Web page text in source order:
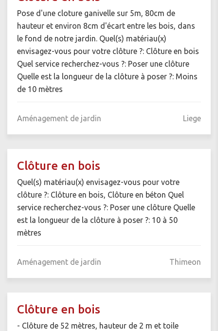
Pose d'une cloture ganivelle sur 5m, 80cm de
hauteur et environ 8cm d'écart entre les bois, dans
le fond de notre jardin. Quel(s) matériau(x)
envisagez-vous pour votre clôture ?: Clôture en bois
Quel service recherchez-vous ?: Poser une clôture
Quelle est la longueur de la clôture à poser ?: Moins
de 10 mètres
Aménagement de jardin Liege
Clôture en bois
Quel(s) matériau(x) envisagez-vous pour votre
clôture ?: Clôture en bois, Clôture en béton Quel
service recherchez-vous ?: Poser une clôture Quelle
est la longueur de la clôture à poser ?: 10 à 50
mètres
Aménagement de jardin Thimeon
Clôture en bois
- Clôture de 52 mètres, hauteur de 2 m et toile